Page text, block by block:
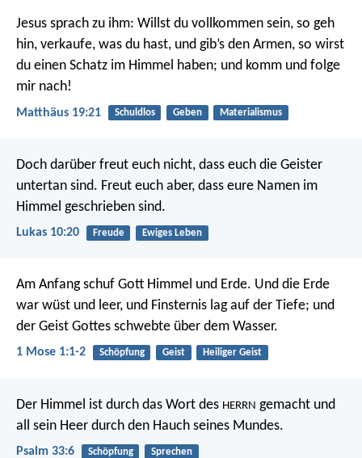
Jesus sprach zu ihm: Willst du vollkommen sein, so geh
hin, verkaufe, was du hast, und gib’s den Armen, so wirst
du einen Schatz im Himmel haben; und komm und folge
mir nach!
Matthäus 19:21 Schuldlos Geben Materialismus
Doch darüber freut euch nicht, dass euch die Geister
untertan sind. Freut euch aber, dass eure Namen im
Himmel geschrieben sind.
Lukas 10:20 Freude Ewiges Leben
Am Anfang schuf Gott Himmel und Erde. Und die Erde
war wüst und leer, und Finsternis lag auf der Tiefe; und
der Geist Gottes schwebte über dem Wasser.
1 Mose 1:1-2 Schöpfung Geist Heiliger Geist
Der Himmel ist durch das Wort des HERRN gemacht und
all sein Heer durch den Hauch seines Mundes.
Psalm 33:6 Schöpfung Sprechen